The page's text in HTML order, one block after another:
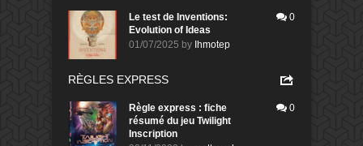
Le test de Inventions:
Evolution of Ideas
01/07/2025 by Ihmotep
0
RÈGLES EXPRESS
Règle express : fiche
résumé du jeu Twilight
Inscription
0